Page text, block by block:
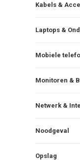
Kabels &
Laptops &
Mobiele
Monitoren &
Netwerk &
Noodgeval
Opslag